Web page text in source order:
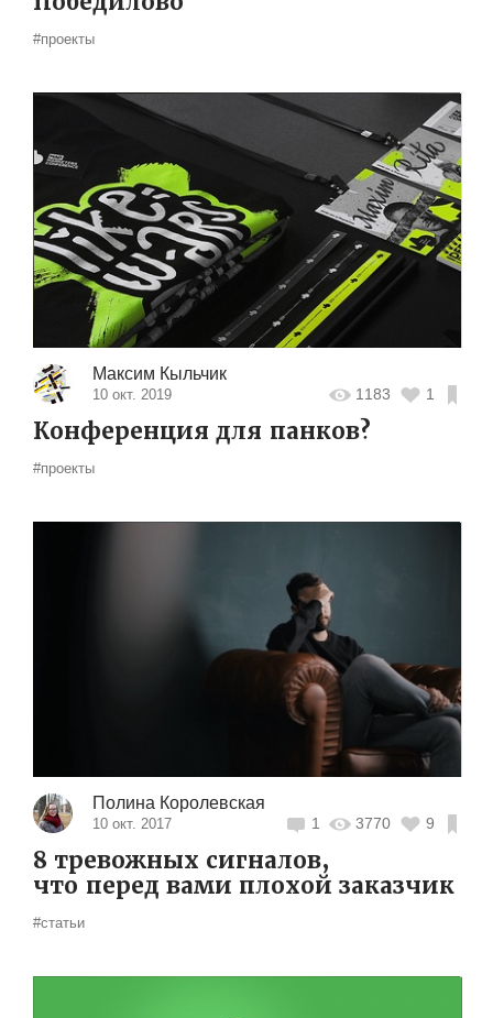
#проекты
Максим Кыльчик
10 окт. 2019 1183 1
Конференция для панков?
#проекты
Полина Королевская
10 окт. 2017 1 3770 9
8 тревожных сигналов,
что перед вами плохой заказчик
#статьи